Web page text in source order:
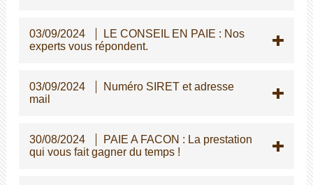
03/09/2024
LE CONSEIL EN PAIE : Nos
experts vous répondent.
03/09/2024
Numéro SIRET et adresse
mail
30/08/2024
PAIE A FACON : La prestation
qui vous fait gagner du temps !